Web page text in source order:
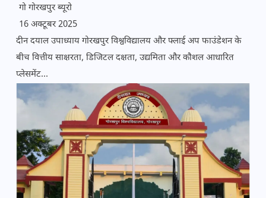
गो गोरखपुर ब्यूरो
16 अक्टूबर 2025
दीन दयाल उपाध्याय गोरखपुर विश्वविद्यालय और फ्लाई अप फाउंडेशन के
बीच वित्तीय साक्षरता, डिजिटल दक्षता, उद्यमिता और कौशल आधारित
प्लेसमेंट...